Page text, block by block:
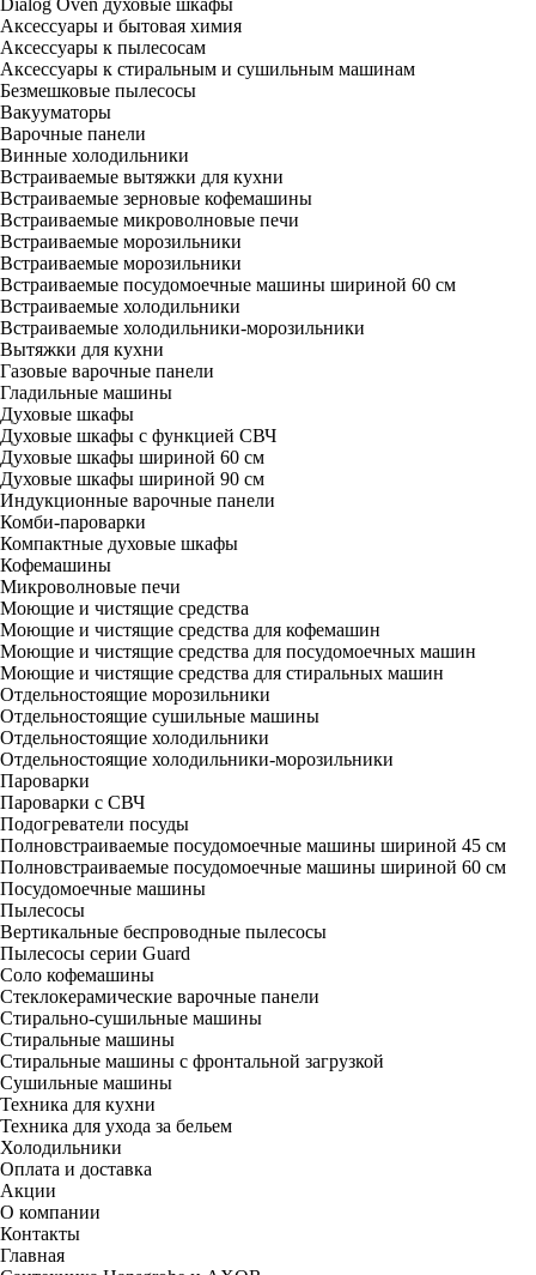
Dialog Oven духовые шкафы
Аксессуары и бытовая химия
Аксессуары к пылесосам
Аксессуары к стиральным и сушильным машинам
Безмешковые пылесосы
Вакууматоры
Варочные панели
Винные холодильники
Встраиваемые вытяжки для кухни
Встраиваемые зерновые кофемашины
Встраиваемые микроволновые печи
Встраиваемые морозильники
Встраиваемые морозильники
Встраиваемые посудомоечные машины шириной 60 см
Встраиваемые холодильники
Встраиваемые холодильники-морозильники
Вытяжки для кухни
Газовые варочные панели
Гладильные машины
Духовые шкафы
Духовые шкафы с функцией СВЧ
Духовые шкафы шириной 60 см
Духовые шкафы шириной 90 см
Индукционные варочные панели
Комби-пароварки
Компактные духовые шкафы
Кофемашины
Микроволновые печи
Моющие и чистящие средства
Моющие и чистящие средства для кофемашин
Моющие и чистящие средства для посудомоечных машин
Моющие и чистящие средства для стиральных машин
Отдельностоящие морозильники
Отдельностоящие сушильные машины
Отдельностоящие холодильники
Отдельностоящие холодильники-морозильники
Пароварки
Пароварки с СВЧ
Подогреватели посуды
Полновстраиваемые посудомоечные машины шириной 45 см
Полновстраиваемые посудомоечные машины шириной 60 см
Посудомоечные машины
Пылесосы
Вертикальные беспроводные пылесосы
Пылесосы серии Guard
Соло кофемашины
Стеклокерамические варочные панели
Стирально-сушильные машины
Стиральные машины
Стиральные машины с фронтальной загрузкой
Сушильные машины
Техника для кухни
Техника для ухода за бельем
Холодильники
Оплата и доставка
Акции
О компании
Контакты
Главная